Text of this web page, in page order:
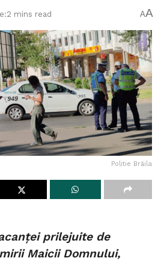
mins read AA
Politie Brăila
prilejuite de
Maicii Domnului,